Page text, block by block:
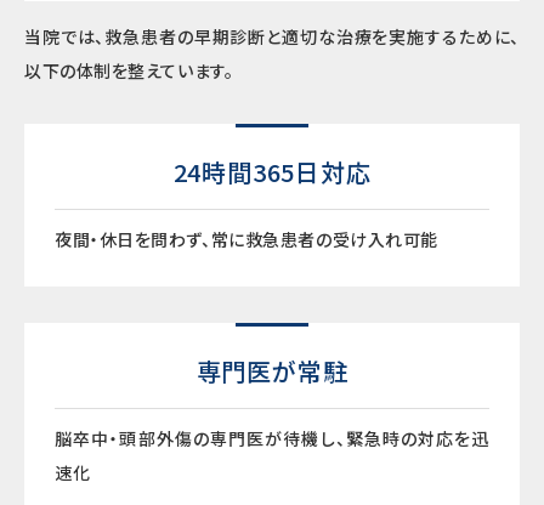
当院では、救急患者の早期診断と適切な治療を実施するために、
以下の体制を整えています。
24時間365日対応
夜間・休日を問わず、常に救急患者の受け入れ可能
専門医が常駐
脳卒中・頭部外傷の専門医が待機し、緊急時の対応を迅
速化